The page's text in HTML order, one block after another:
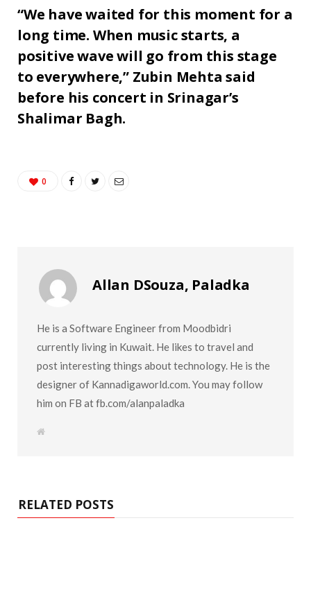
“We have waited for this moment for a
long time. When music starts, a
positive wave will go from this stage
to everywhere,” Zubin Mehta said
before his concert in Srinagar’s
Shalimar Bagh.
0
Allan DSouza, Paladka
He is a Software Engineer from Moodbidri
currently living in Kuwait. He likes to travel and
post interesting things about technology. He is the
designer of Kannadigaworld.com. You may follow
him on FB at fb.com/alanpaladka
W
RELATED POSTS